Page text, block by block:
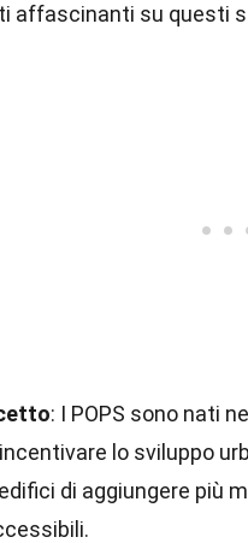
affascinanti su questi
: I POPS sono nati
lo sviluppo
di aggiungere più